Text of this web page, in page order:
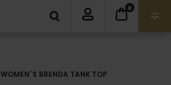
0
WOMEN´S BRENDA TANK TOP